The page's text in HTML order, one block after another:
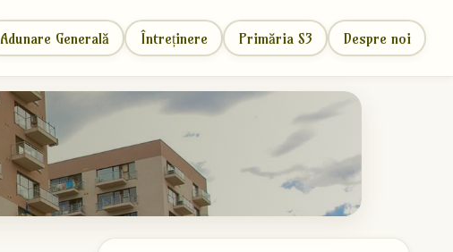
Adunare Generală Întreținere Primăria S3 Despre noi